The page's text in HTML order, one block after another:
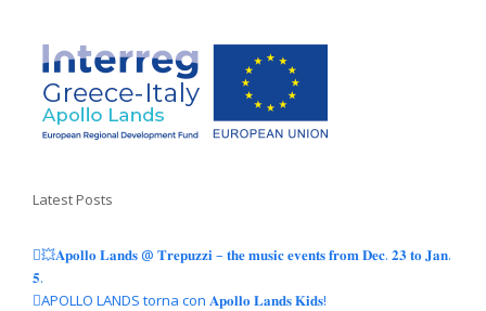
Latest Posts
💥𝐀𝐩𝐨𝐥𝐥𝐨 𝐋𝐚𝐧𝐝𝐬 @ 𝐓𝐫𝐞𝐩𝐮𝐳𝐳𝐢 – 𝐭𝐡𝐞 𝐦𝐮𝐬𝐢𝐜 𝐞𝐯𝐞𝐧𝐭𝐬 𝐟𝐫𝐨𝐦 𝐃𝐞𝐜. 𝟐𝟑 𝐭𝐨 𝐉𝐚𝐧.
𝟓.
APOLLO LANDS torna con 𝐀𝐩𝐨𝐥𝐥𝐨 𝐋𝐚𝐧𝐝𝐬 𝐊𝐢𝐝𝐬!